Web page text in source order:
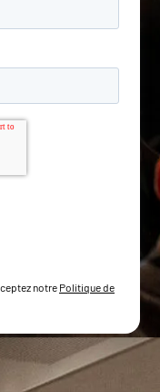
notre Politique de